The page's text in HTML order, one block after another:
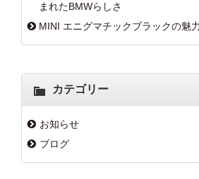
まれたBMWらしさ
MINI エニグマチックブラックの魅
カテゴリー
お知らせ
ブログ